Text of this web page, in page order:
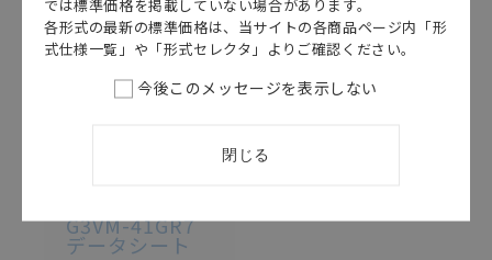
え、ご用命下さいますようお願いいたします。
G3VM-41GR7
データシート
各形式の最新の標準価格は、当サイトの各商品ページ内「形
式仕様一覧」や「形式セレクタ」よりご確認ください。
今後このメッセージを表示しない
閉じる